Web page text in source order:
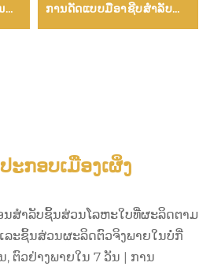
ບ
ການດັດແບບມືອາຊີບສຳລັບ
ອຸດສາຫະກຳ
ກອບເມືອງເຜິ່ງ
ສຳລັບຊິ້ນສ່ວນໂລຫະໃບທີ່ຜະລິດຕາມ
ລະຊິ້ນສ່ວນຜະລິດຕົວຈິງພາຍໃນບໍ່ກີ່
, ຕົວຢ່າງພາຍໃນ 7 ວັນ | ການ